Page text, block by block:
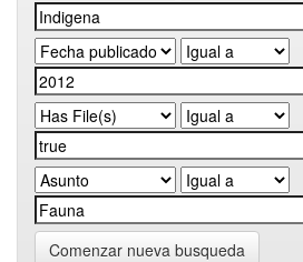
Comenzar nueva busqueda